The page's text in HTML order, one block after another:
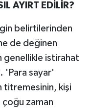
AYIRT EDİLİR?
belirtilerinden
de değinen
genellikle istirahat
'Para sayar'
titremesinin, kişi
çoğu zaman